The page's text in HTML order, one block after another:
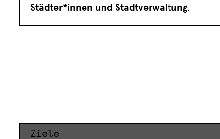
Städter*innen und Stadtverwaltung.
Ziele